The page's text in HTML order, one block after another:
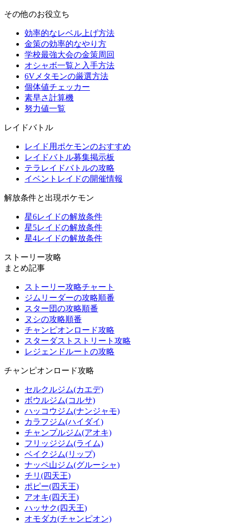
その他のお役立ち
効率的なレベル上げ方法
金策の効率的なやり方
学校最強大会の金策周回
オシャボ一覧と入手方法
6Vメタモンの厳選方法
個体値チェッカー
素早さ計算機
努力値一覧
レイドバトル
レイド用ポケモンのおすすめ
レイドバトル募集掲示板
テラレイドバトルの攻略
イベントレイドの開催情報
解放条件と出現ポケモン
星6レイドの解放条件
星5レイドの解放条件
星4レイドの解放条件
ストーリー攻略
まとめ記事
ストーリー攻略チャート
ジムリーダーの攻略順番
スター団の攻略順番
ヌシの攻略順番
チャンピオンロード攻略
スターダストストリート攻略
レジェンドルートの攻略
チャンピオンロード攻略
セルクルジム(カエデ)
ボウルジム(コルサ)
ハッコウジム(ナンジャモ)
カラフジム(ハイダイ)
チャンプルジム(アオキ)
フリッジジム(ライム)
ベイクジム(リップ)
ナッペ山ジム(グルーシャ)
チリ(四天王)
ポピー(四天王)
アオキ(四天王)
ハッサク(四天王)
オモダカ(チャンピオン)